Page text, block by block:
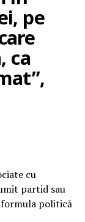
pe
ca
cu
partid sau
politică